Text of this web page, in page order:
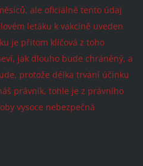
ale oficiálně tento údaj
letáku k vakcíně uveden
je přitom klíčová z toho
jak dlouho bude chráněný, a
protože délka trvání účinku
právník, tohle je z právního
vysoce nebezpečná